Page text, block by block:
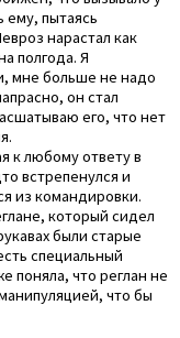
ему, пытаясь
нарастал как
полгода. Я
мне больше не надо
он стал
его, что нет
к любому ответу в
встрепенулся и
из командировки.
который сидел
были старые
специальный
поняла, что реглан не
что бы